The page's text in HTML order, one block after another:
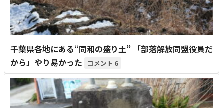
千葉県各地にある“同和の盛り土” 「部落解放同盟役員だ
から」やり易かった
6